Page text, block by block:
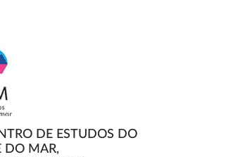
DE ESTUDOS DO
DO MAR,